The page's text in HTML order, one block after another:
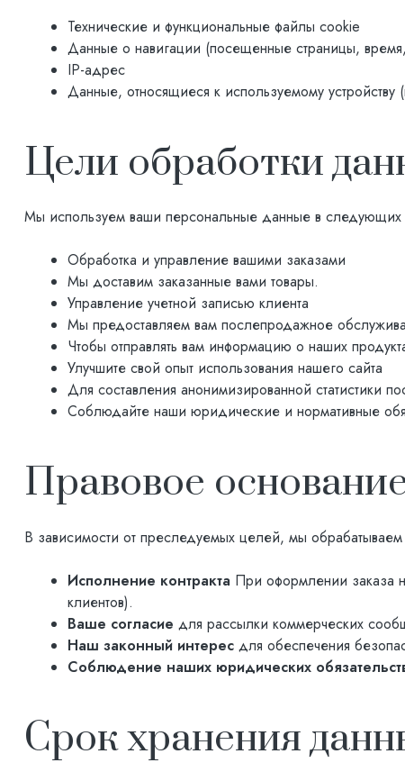
Технические и функциональные файлы cookie
Данные о навигации (посещенные страницы,
IP-адрес
Данные, относящиеся к используемому устройству
Цели обработки
Мы используем ваши персональные данные в следующих
Обработка и управление вашими заказами
Мы доставим заказанные вами товары.
Управление учетной записью клиента
Мы предоставляем вам послепродажное
Чтобы отправлять вам информацию о наших
Улучшите свой опыт использования нашего сайта
Для составления анонимизированной статистики
Соблюдайте наши юридические и нормативные
Правовое
В зависимости от преследуемых целей, мы
Исполнение контракта При оформлении заказа
клиентов).
Ваше согласие для рассылки коммерческих
Наш законный интерес для обеспечения
Соблюдение наших юридических
Срок хранения